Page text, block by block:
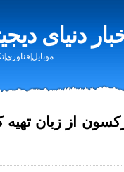
دنیای
از زبان تهیه